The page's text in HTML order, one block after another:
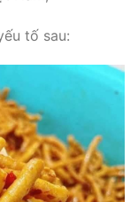
tố sau: